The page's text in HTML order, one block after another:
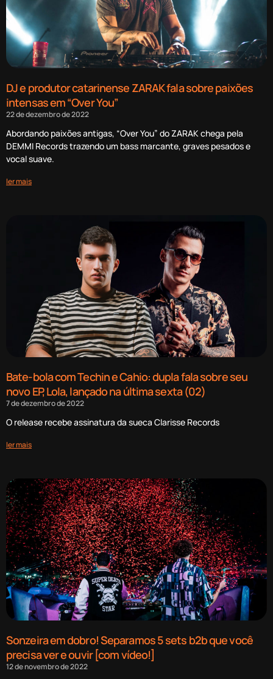
DJ e produtor catarinense ZARAK fala sobre paixões
intensas em “Over You”
22 de dezembro de 2022
Abordando paixões antigas, “Over You” do ZARAK chega pela
DEMMI Records trazendo um bass marcante, graves pesados e
vocal suave.
ler mais
Bate-bola com Techin e Cahio: dupla fala sobre seu
novo EP, Lola, lançado na última sexta (02)
7 de dezembro de 2022
O release recebe assinatura da sueca Clarisse Records
ler mais
Sonzeira em dobro! Separamos 5 sets b2b que você
precisa ver e ouvir [com vídeo!]
12 de novembro de 2022